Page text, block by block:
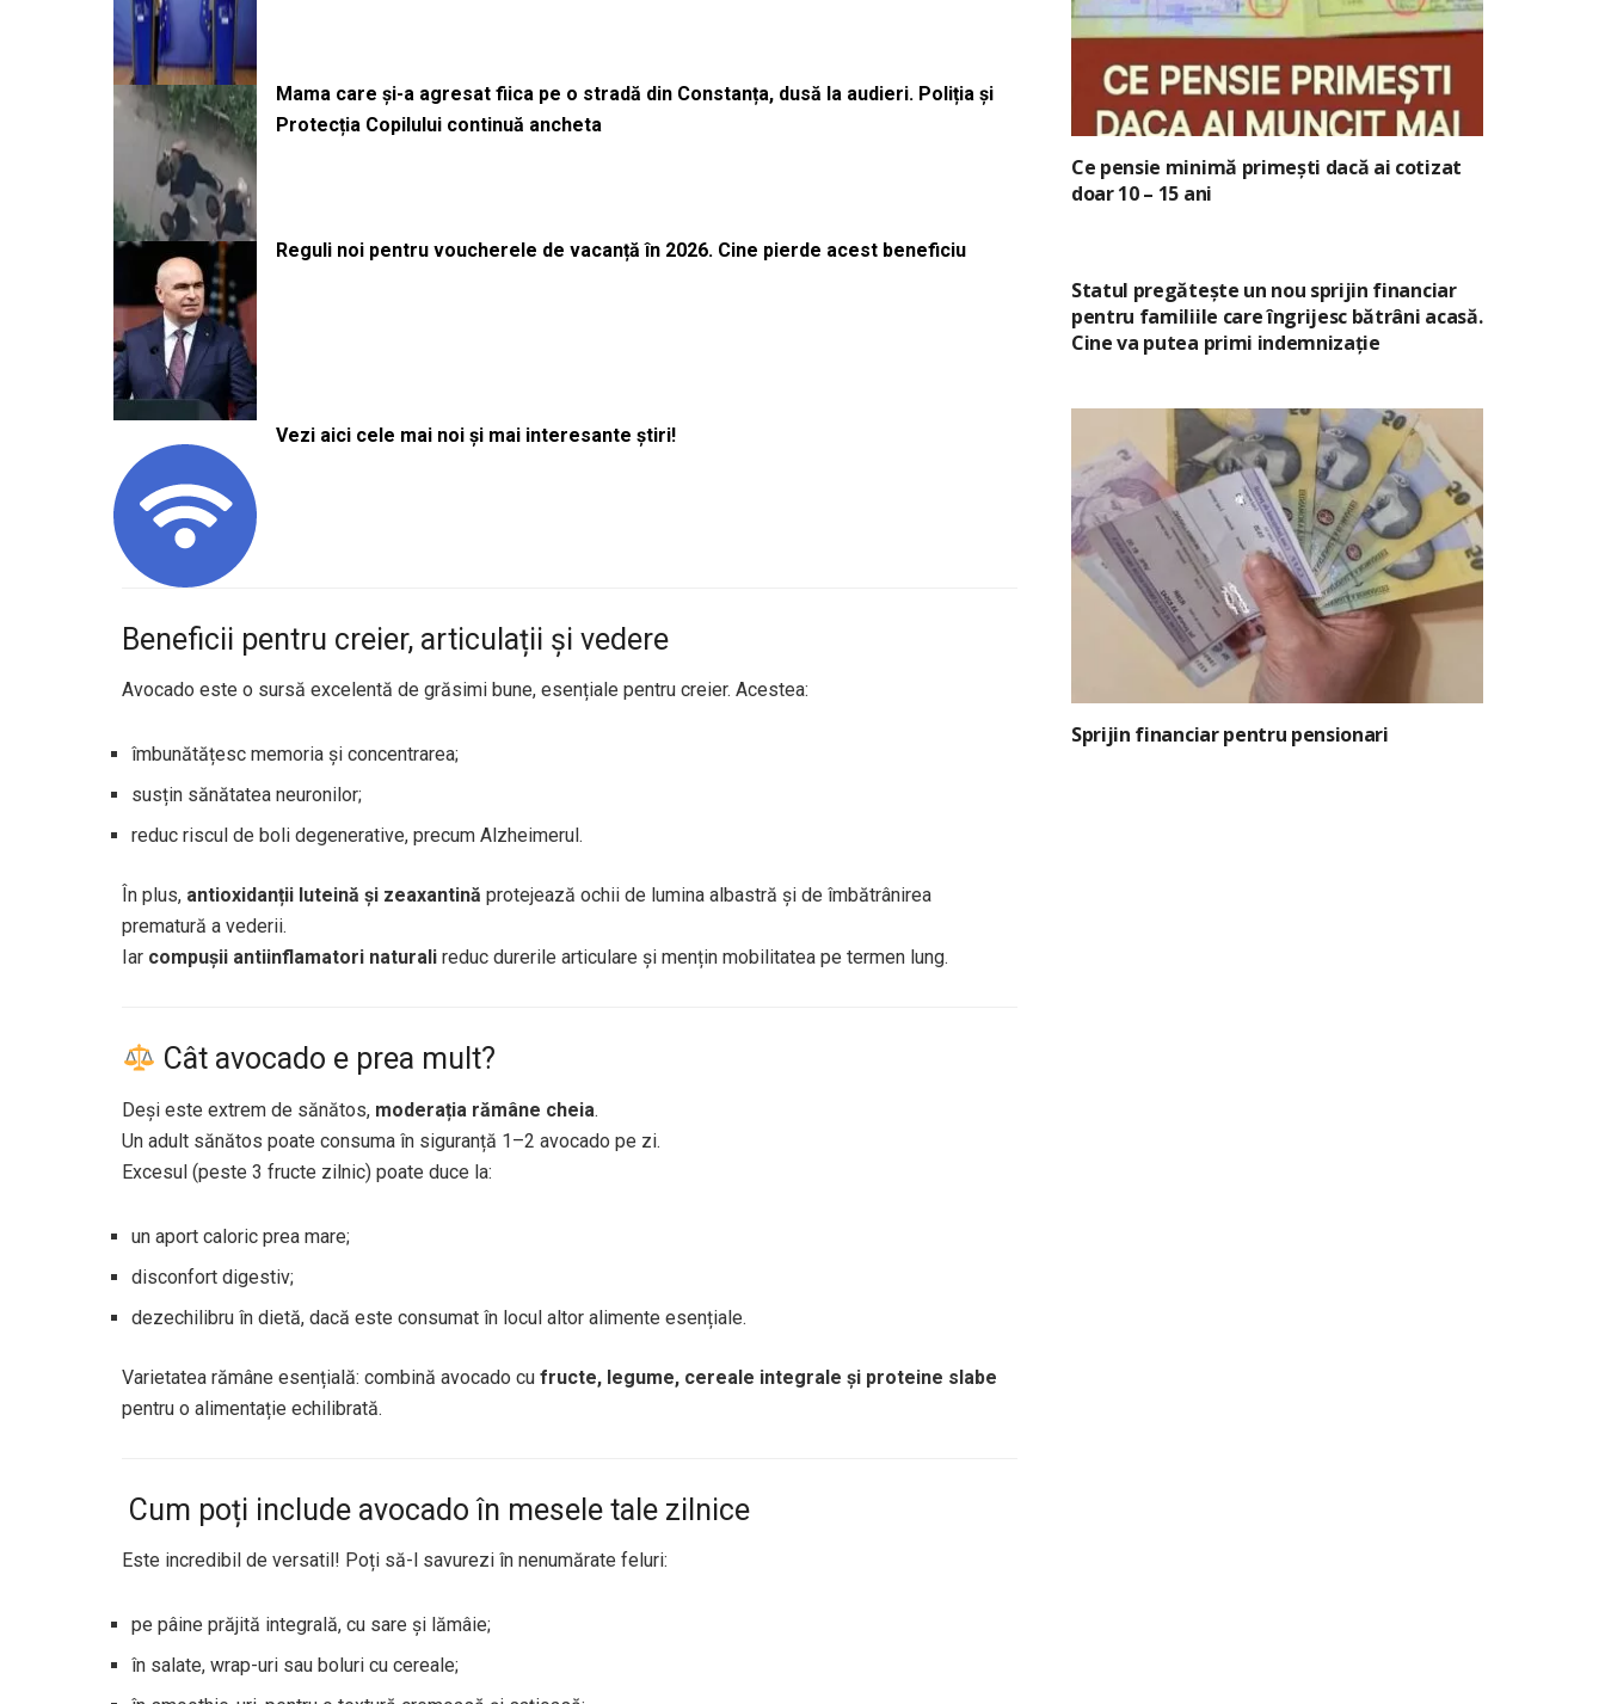
Mama care și-a agresat fiica pe o stradă din Constanța, dusă la audieri. Poliția și
Protecția Copilului continuă ancheta
Reguli noi pentru voucherele de vacanță în 2026. Cine pierde acest beneficiu
Vezi aici cele mai noi și mai interesante știri!
Beneficii pentru creier, articulații și vedere
Avocado este o sursă excelentă de grăsimi bune, esențiale pentru creier. Acestea:
îmbunătățesc memoria și concentrarea;
susțin sănătatea neuronilor;
reduc riscul de boli degenerative, precum Alzheimerul.
În plus, antioxidanții luteină și zeaxantină protejează ochii de lumina albastră și de îmbătrânirea
prematură a vederii.
Iar compușii antiinflamatori naturali reduc durerile articulare și mențin mobilitatea pe termen lung.
Cât avocado e prea mult?
Deși este extrem de sănătos, moderația rămâne cheia.
Un adult sănătos poate consuma în siguranță 1–2 avocado pe zi.
Excesul (peste 3 fructe zilnic) poate duce la:
un aport caloric prea mare;
disconfort digestiv;
dezechilibru în dietă, dacă este consumat în locul altor alimente esențiale.
Varietatea rămâne esențială: combină avocado cu fructe, legume, cereale integrale și proteine slabe
pentru o alimentație echilibrată.
️ Cum poți include avocado în mesele tale zilnice
Este incredibil de versatil! Poți să-l savurezi în nenumărate feluri:
pe pâine prăjită integrală, cu sare și lămâie;
în salate, wrap-uri sau boluri cu cereale;
Ce pensie minimă primești dacă ai cotizat
doar 10 – 15 ani
Statul pregătește un nou sprijin financiar
pentru familiile care îngrijesc bătrâni acasă.
Cine va putea primi indemnizație
Sprijin financiar pentru pensionari